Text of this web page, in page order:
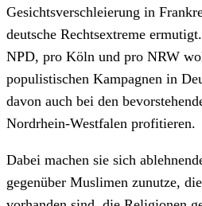
Gesichtsverschleierung in
deutsche Rechtsextreme
NPD, pro Köln und pro NRW
populistischen Kampagnen in
davon auch bei den
Nordrhein-Westfalen profitieren.
Dabei machen sie sich
gegenüber Muslimen zunutze,